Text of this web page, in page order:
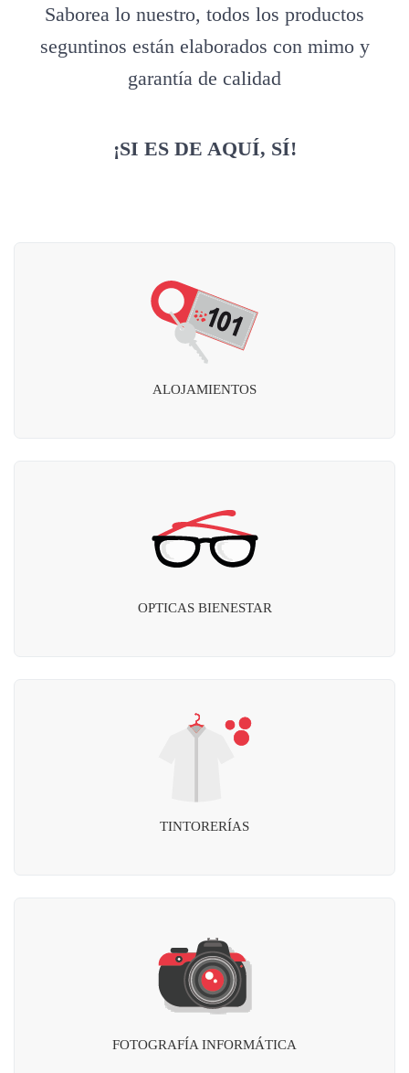
Saborea lo nuestro, todos los productos
seguntinos están elaborados con mimo y
garantía de calidad
¡SI ES DE AQUÍ, SÍ!
ALOJAMIENTOS
OPTICAS BIENESTAR
TINTORERÍAS
FOTOGRAFÍA INFORMÁTICA